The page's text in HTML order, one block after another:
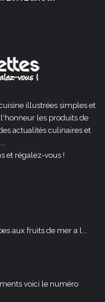
illustrées simples et
les produits de
actualités culinaires et
et régalez-vous !
aux fruits de mer a l...
voici le numéro